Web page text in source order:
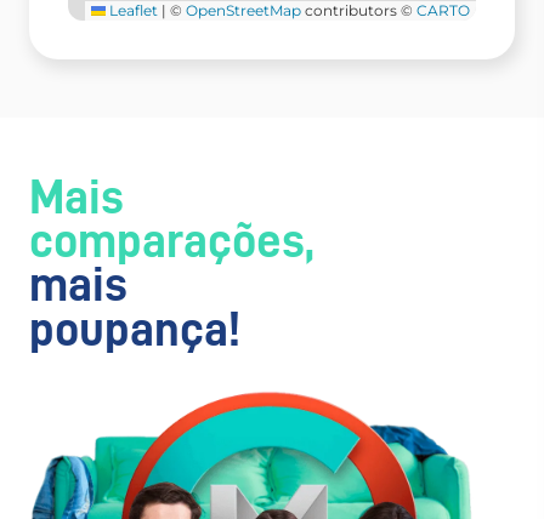
Leaflet | © OpenStreetMap contributors © CARTO
Mais
comparações,
mais
poupança!